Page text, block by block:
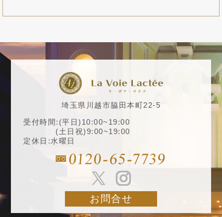
埼玉県川越市脇田本町22-5
受付時間:(平日)10:00~19:00
(土日祝)9:00~19:00
定休日:水曜日
お問合せ